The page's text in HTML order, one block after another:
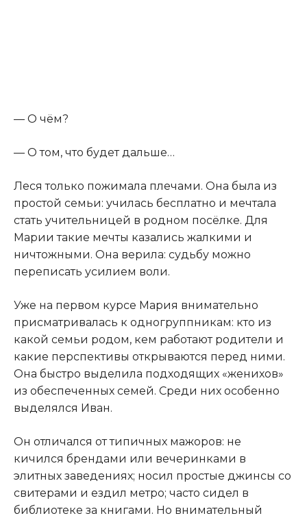
— О чём?
— О том, что будет дальше…
Леся только пожимала плечами. Она была из
простой семьи: училась бесплатно и мечтала
стать учительницей в родном посёлке. Для
Марии такие мечты казались жалкими и
ничтожными. Она верила: судьбу можно
переписать усилием воли.
Уже на первом курсе Мария внимательно
присматривалась к одногруппникам: кто из
какой семьи родом, кем работают родители и
какие перспективы открываются перед ними.
Она быстро выделила подходящих «женихов»
из обеспеченных семей. Среди них особенно
выделялся Иван.
Он отличался от типичных мажоров: не
кичился брендами или вечеринками в
элитных заведениях; носил простые джинсы со
свитерами и ездил метро; часто сидел в
библиотеке за книгами. Но внимательный